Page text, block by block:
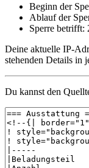
Beginn der
Ablauf der
Sperre betrifft:
Deine aktuelle IP-
stehenden Details in
Du kannst den